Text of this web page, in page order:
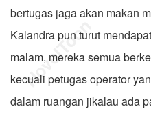
bertugas jaga akan makan
Kalandra pun turut
malam, mereka semua
kecuali petugas operator
dalam ruangan jikalau ada